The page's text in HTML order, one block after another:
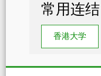
常用连结
香港大学